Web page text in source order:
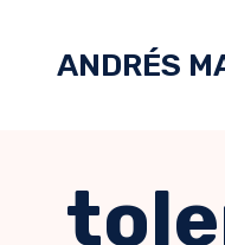
ANDRÉS